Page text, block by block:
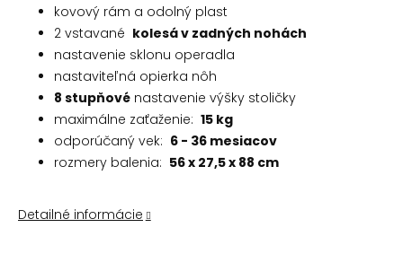
kovový rám a odolný plast
2 vstavané kolesá v zadných nohách
nastavenie sklonu operadla
nastaviteľná opierka nôh
8 stupňové nastavenie výšky stoličky
maximálne zaťaženie: 15 kg
odporúčaný vek: 6 - 36 mesiacov
rozmery balenia: 56 x 27,5 x 88 cm
Detailné informácie